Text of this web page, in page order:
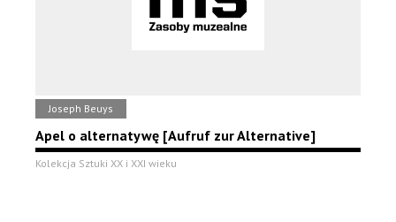
Joseph Beuys
Apel o alternatywę [Aufruf zur Alternative]
Kolekcja Sztuki XX i XXI wieku